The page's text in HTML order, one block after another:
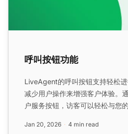
呼叫按钮功能
LiveAgent的呼叫按钮支持轻松
减少用户操作来增强客户体验。
户服务按钮，访客可以轻松与您
备到电脑的通话，增强关系和销售
Jan 20, 2026 4 min read